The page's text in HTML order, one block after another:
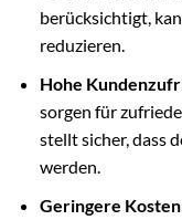
berücksichtigt,
reduzieren.
Hohe
sorgen für
stellt sicher, dass
werden.
Geringere